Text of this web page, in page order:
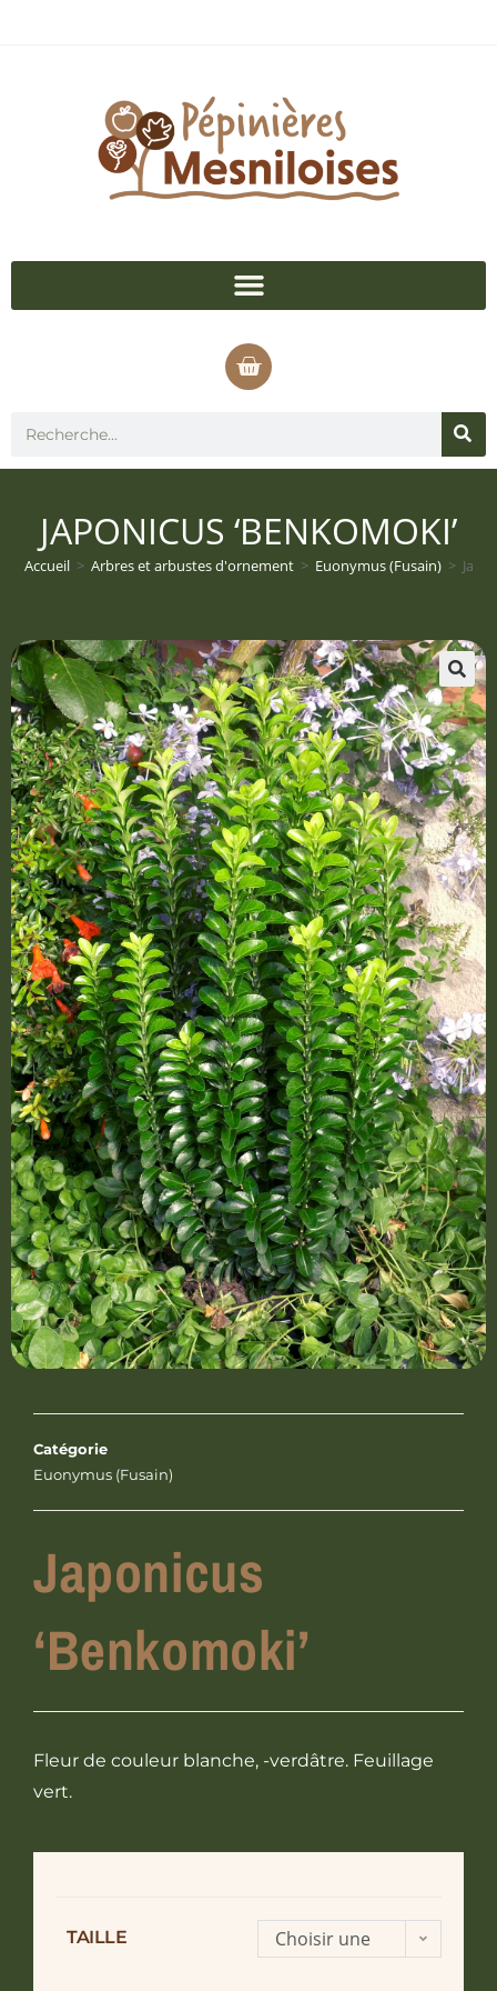
JAPONICUS ‘BENKOMOKI’
Accueil > Arbres et arbustes d'ornement > Euonymus (Fusain) >
Catégorie
Euonymus (Fusain)
Japonicus
‘Benkomoki’
Fleur de couleur blanche, -verdâtre. Feuillage
vert.
TAILLE
Choisir une